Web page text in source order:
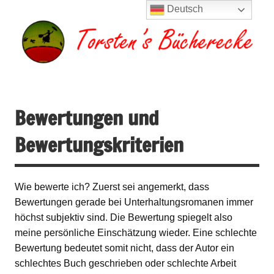
springen
Bewertungen und
Bewertungskriterien
Wie bewerte ich? Zuerst sei angemerkt, dass
Bewertungen gerade bei Unterhaltungsromanen immer
höchst subjektiv sind. Die Bewertung spiegelt also
meine persönliche Einschätzung wieder. Eine schlechte
Bewertung bedeutet somit nicht, dass der Autor ein
schlechtes Buch geschrieben oder schlechte Arbeit
Deutsch